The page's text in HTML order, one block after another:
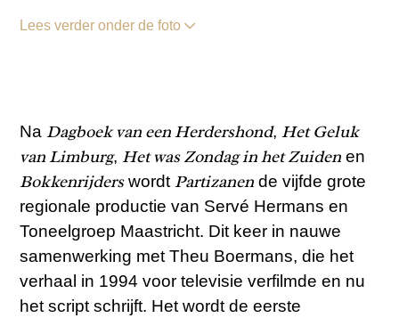
Lees verder onder de foto
Na Dagboek van een Herdershond, Het Geluk
van Limburg, Het was Zondag in het Zuiden en
Bokkenrijderswordt Partizanen de vijfde grote
regionale productie van Servé Hermans en
Toneelgroep Maastricht. Dit keer in nauwe
samenwerking met Theu Boermans, die het
verhaal in 1994 voor televisie verfilmde en nu
het script schrijft. Het wordt de eerste